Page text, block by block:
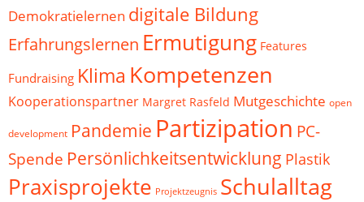
Demokratielernen digitale Bildung
Erfahrungslernen Ermutigung Features
Fundraising Klima Kompetenzen
Kooperationspartner Margret Rasfeld Mutgeschichte open
development Pandemie Partizipation PC-
Spende Persönlichkeitsentwicklung Plastik
Praxisprojekte Projektzeugnis Schulalltag